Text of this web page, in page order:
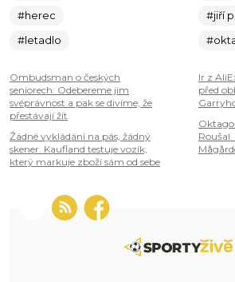
#herec
#letadlo
Ombudsman o českých
seniorech: Odebereme jim
svéprávnost a pak se divíme, že
přestávají žít
Žádné vykládání na pás, žádný
skener. Kaufland testuje vozík,
který markuje zboží sám od sebe
#jiří
Ir z
před